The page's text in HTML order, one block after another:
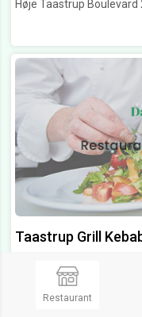
Høje Taastrup Boulevard
Taastrup Grill
Åbent fra kl
Restaurant